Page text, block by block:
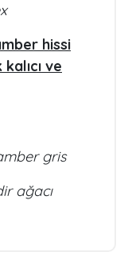
hissi
ve
gris
ağacı